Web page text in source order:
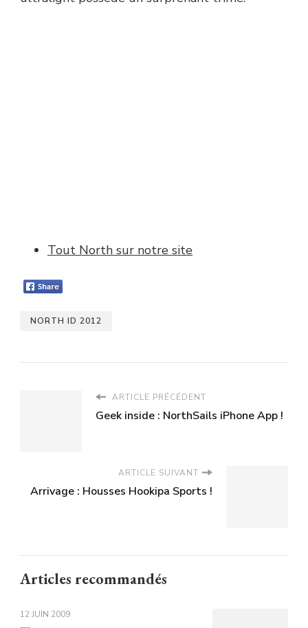
Tout North sur notre site
NORTH ID 2012
ARTICLE PRÉCÉDENT
Geek inside : NorthSails iPhone App !
ARTICLE SUIVANT
Arrivage : Housses Hookipa Sports !
Articles recommandés
12 JUIN 2009